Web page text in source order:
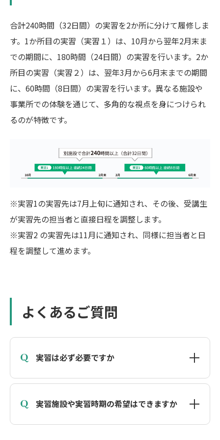
合計240時間（32日間）の実習を2か所に分けて履修しま
す。1か所目の実習（実習１）は、10月から翌年2月末ま
での期間に、180時間（24日間）の実習を行います。2か
所目の実習（実習２）は、翌年3月から6月末までの期間
に、60時間（8日間）の実習を行います。異なる施設や
事業所での体験を通じて、多角的な視点を身につけられ
るのが特徴です。
※実習1の実習先は7月上旬に通知され、その後、受講生
が実習先の担当者と直接日程を調整します。
※実習2 の実習先は11月に通知され、同様に担当者と日
程を調整して進めます。
よくあるご質問
Q 実習は必ず必要ですか
Q 実習施設や実習時期の希望はできますか